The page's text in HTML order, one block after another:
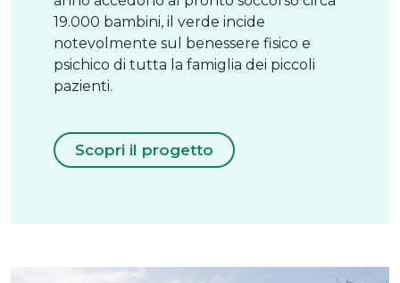
19.000 bambini, il verde incide
notevolmente sul benessere fisico e
psichico di tutta la famiglia dei piccoli
pazienti.
Scopri il progetto